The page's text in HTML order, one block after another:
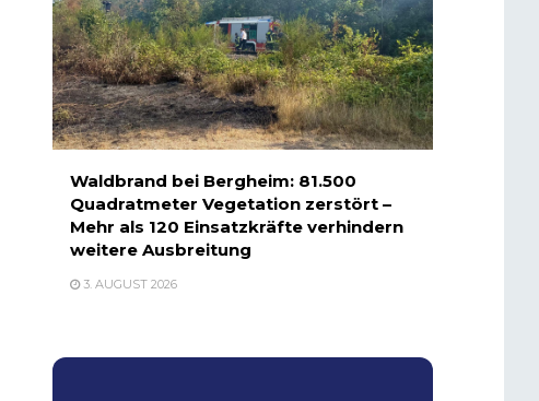
Waldbrand bei Bergheim: 81.500
Quadratmeter Vegetation zerstört –
Mehr als 120 Einsatzkräfte verhindern
weitere Ausbreitung
3. AUGUST 2026